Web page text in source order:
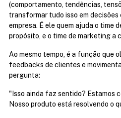
(comportamento, tendências,
transformar tudo isso em
empresa. É ele quem ajuda o time
propósito, e o time de marketing a
Ao mesmo tempo, é a função que
feedbacks de clientes e
pergunta:
"Isso ainda faz sentido? Estamos
Nosso produto está resolvendo o